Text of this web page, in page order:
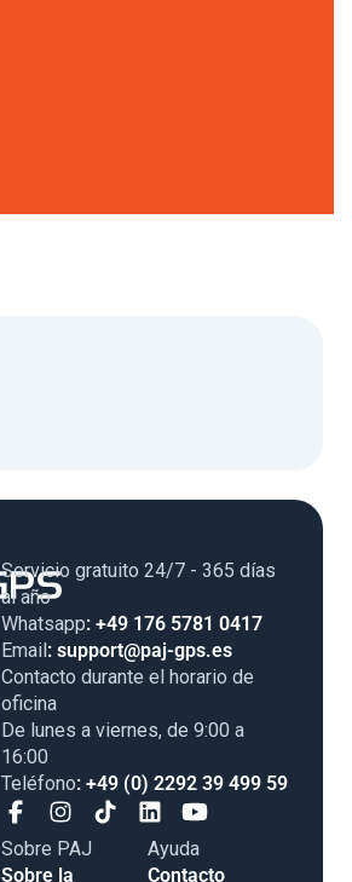
Servicio gratuito 24/7 - 365 días al
año
Whatsapp: +49 176 5781 0417
Email: support@paj-gps.es
Contacto durante el horario de
oficina
De lunes a viernes, de 9:00 a
16:00
Teléfono: +49 (0) 2292 39 499 59
Sobre PAJ
Sobre la empresa
Ayuda
Contacto